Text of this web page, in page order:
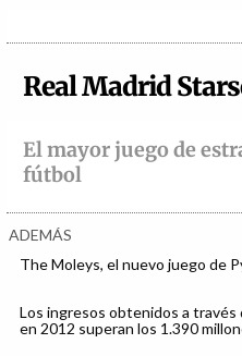
Real Madrid
El mayor juego de
fútbol
ADEMÁS
The Moleys, el nuevo juego de
Los ingresos obtenidos a través
en 2012 superan los 1.390